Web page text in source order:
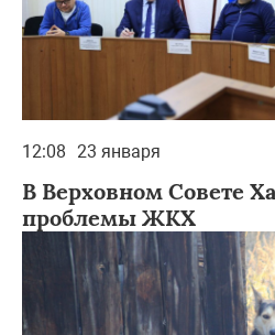
12:08 23 января
В Верховном Совете
проблемы ЖКХ